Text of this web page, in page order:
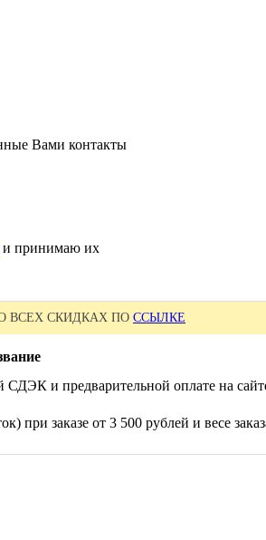
Вами контакты
и принимаю их
ВСЕХ СКИДКАХ ПО ССЫЛКЕ
и предварительной оплате на
при заказе от 3 500 рублей и весе